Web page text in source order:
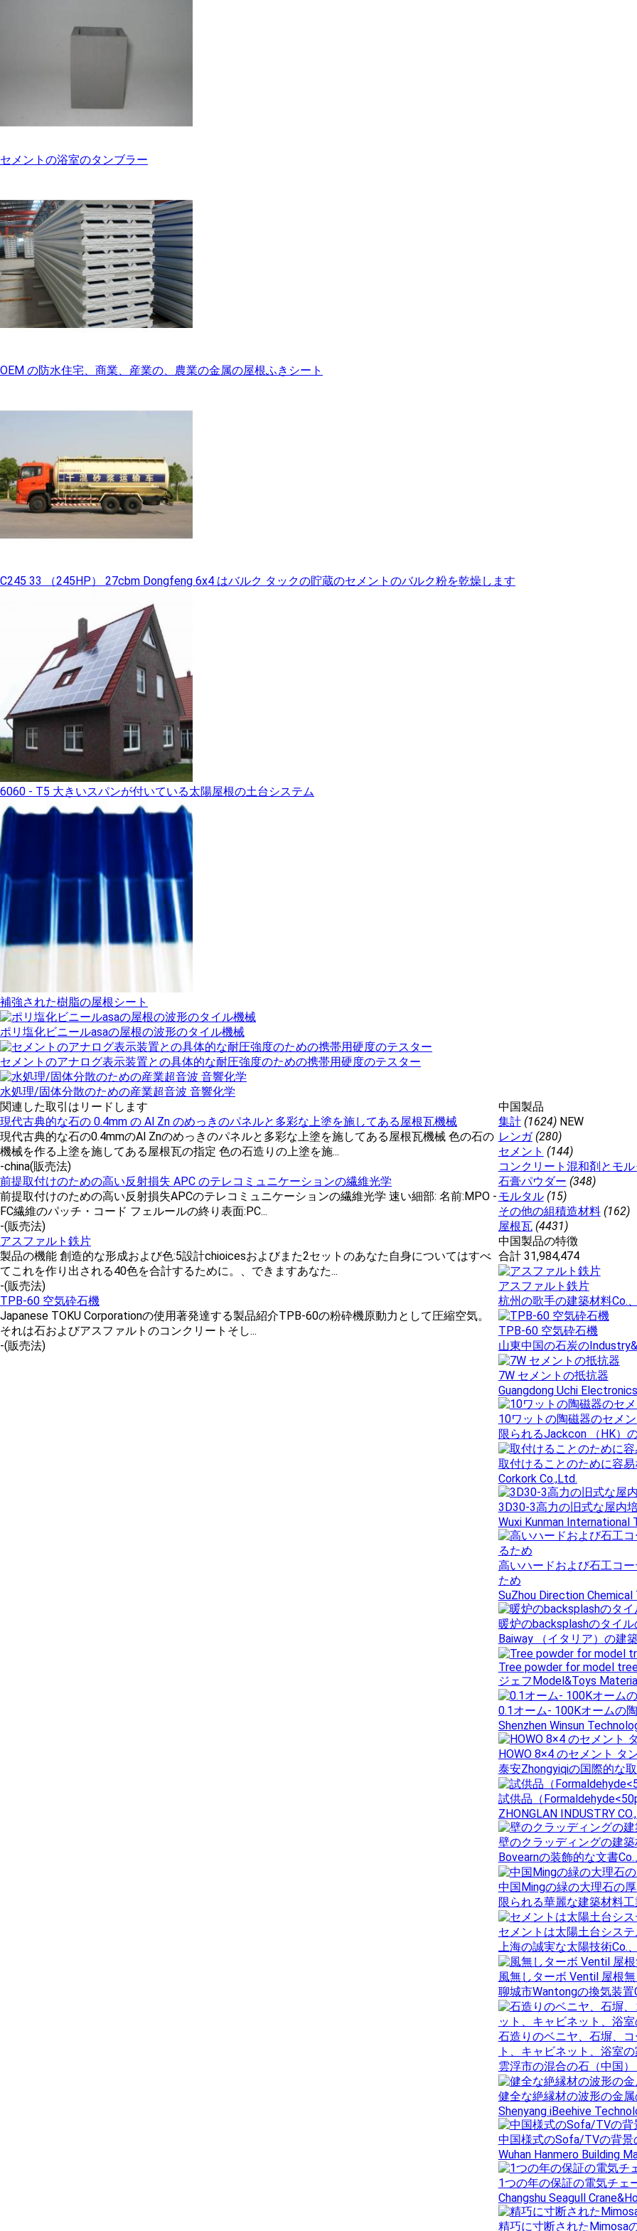
セメントの浴室のタンブラー
OEM の防水住宅、商業、産業の、農業の金属の屋根ふきシート
C245 33 （245HP） 27cbm Dongfeng 6x4 はバルク タックの貯蔵のセメントのバルク粉を乾燥します
6060 - T5 大きいスパンが付いている太陽屋根の土台システム
補強された樹脂の屋根シート
ポリ塩化ビニールasaの屋根の波形のタイル機械
セメントのアナログ表示装置との具体的な耐圧強度のための携帯用硬度のテスター
水処理/固体分散のための産業超音波 音響化学
関連した取引はリードします
現代古典的な石の 0.4mm の Al Zn のめっきのパネルと多彩な上塗を施してある屋根瓦機械
現代古典的な石の0.4mmのAl Znのめっきのパネルと多彩な上塗を施してある屋根瓦機械 色の石の
機械を作る上塗を施してある屋根瓦の指定 色の石造りの上塗を施...
-china(販売法)
前提取付けのための高い反射損失 APC のテレコミュニケーションの繊維光学
前提取付けのための高い反射損失APCのテレコミュニケーションの繊維光学 速い細部: 名前:MPO -
FC繊維のパッチ・コード フェルールの終り表面:PC...
-(販売法)
アスファルト鉄片
製品の機能 創造的な形成および色:5設計chioicesおよびまた2セットのあなた自身についてはすべ
てこれを作り出される40色を合計するために。、できますあなた...
-(販売法)
TPB-60 空気砕石機
Japanese TOKU Corporationの使用著発達する製品紹介TPB-60の粉砕機原動力として圧縮空気。
それは石およびアスファルトのコンクリートそし...
-(販売法)
中国製品
集計 (1624) NEW
レンガ (280)
セメント (144)
コンクリート混和剤とモ
石膏パウダー (348)
モルタル (15)
その他の組積造材料 (162)
屋根瓦 (4431)
中国製品の特徴
合計 31,984,474
アスファルト鉄片
杭州の歌手の建築材料Co.
TPB-60 空気砕石機
山東中国の石炭の
7W セメントの抵抗器
Guangdong Uchi
10ワットの陶磁器のセメ
限られるJackcon （HK）
取付けることのために容
Corkork Co.,Ltd.
3D30-3高力の旧式な屋内
Wuxi Kunman International
高いハードおよび石工コ
ため
SuZhou Direction
暖炉のbacksplashのタイ
Baiway （イタリア）の建
Tree powder for model
ジェフModel&Toys
0.1オーム- 100Kオームの
Shenzhen Winsun
HOWO 8×4 のセメント タ
泰安Zhongyiqiの国際的な
試供品（
ZHONGLAN INDUSTRY
壁のクラッディングの建築
Bovearnの装飾的な文書
中国Mingの緑の大理石の
限られる華麗な建築材料工
セメントは太陽土台シス
上海の誠実な太陽技術Co.
風無しターボ Ventil 屋根無
聊城市Wantongの換気装置
石造りのベニヤ、石塀、
ト、キャビネット、浴室
雲浮市の混合の石（中国）
健全な絶縁材の波形の金
Shenyang iBeehive
中国様式のSofa/TVの背景
Wuhan Hanmero Building
1つの年の保証の電気チェ
Changshu Seagull
精巧に寸断されたMimosa